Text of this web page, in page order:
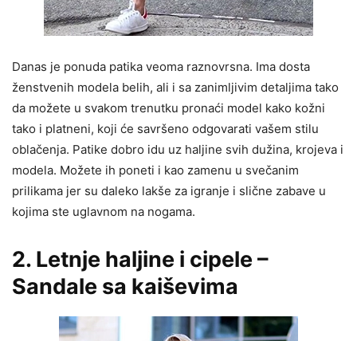
Danas je ponuda patika veoma raznovrsna. Ima dosta
ženstvenih modela belih, ali i sa zanimljivim detaljima tako
da možete u svakom trenutku pronaći model kako kožni
tako i platneni, koji će savršeno odgovarati vašem stilu
oblačenja. Patike dobro idu uz haljine svih dužina, krojeva i
modela. Možete ih poneti i kao zamenu u svečanim
prilikama jer su daleko lakše za igranje i slične zabave u
kojima ste uglavnom na nogama.
2. Letnje haljine i cipele –
Sandale sa kaiševima